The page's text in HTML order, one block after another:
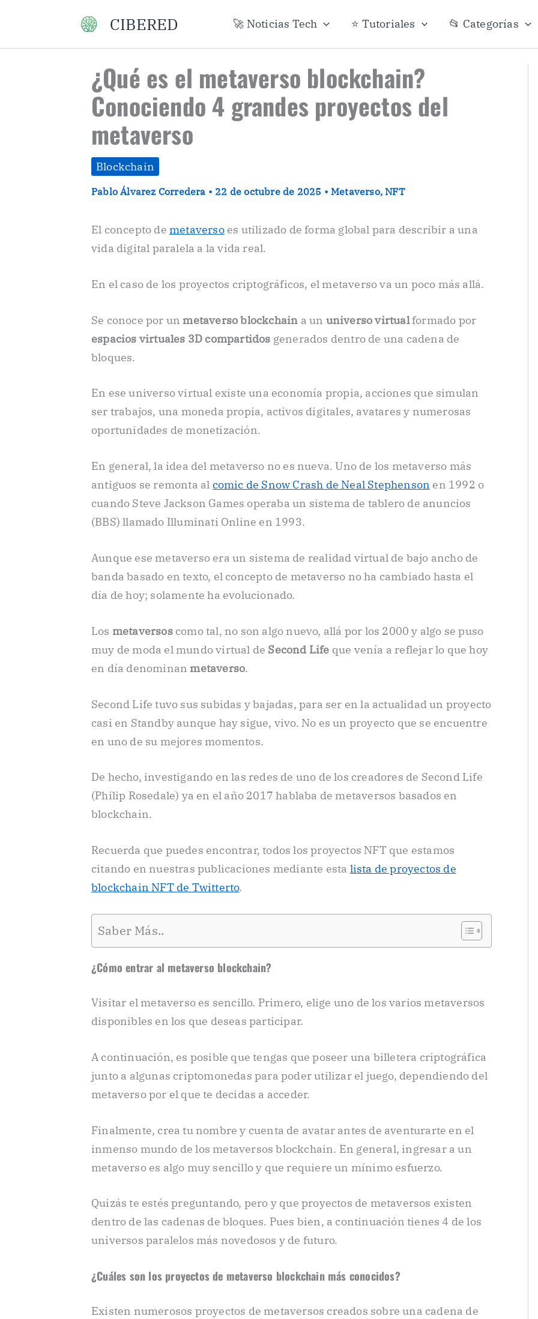
contenido
CIBERED 🚀 Noticias Tech ⭐ Tutoriales 📂 Categorías
¿Qué es el metaverso blockchain?
Conociendo 4 grandes proyectos del
metaverso
Blockchain
Pablo Álvarez Corredera • 22 de octubre de 2025 •Metaverso,NFT
El concepto de metaversoes utilizado de forma global para describir a una
vida digital paralela a la vida real.
En el caso de los proyectos criptográficos, el metaverso va un poco más allá.
Se conoce por un metaverso blockchain a un universo virtualformado por
espacios virtuales 3D compartidos generados dentro de una cadena de
bloques.
En ese universo virtual existe una economía propia, acciones que simulan
ser trabajos, una moneda propia, activos digitales, avatares y numerosas
oportunidades de monetización.
En general, la idea del metaverso no es nueva. Uno de los metaverso más
antiguos se remonta al comic de Snow Crash de Neal Stephenson en 1992 o
cuando Steve Jackson Games operaba un sistema de tablero de anuncios
(BBS) llamado Illuminati Online en 1993.
Aunque ese metaverso era un sistema de realidad virtual de bajo ancho de
banda basado en texto, el concepto de metaverso no ha cambiado hasta el
día de hoy; solamente ha evolucionado.
Los metaversoscomo tal, no son algo nuevo, allá por los 2000 y algo se puso
muy de moda el mundo virtual de Second Life que venía a reflejar lo que hoy
en día denominan metaverso.
Second Life tuvo sus subidas y bajadas, para ser en la actualidad un proyecto
casi en Standby aunque hay sigue, vivo. No es un proyecto que se encuentre
en uno de su mejores momentos.
De hecho, investigando en las redes de uno de los creadores de Second Life
(Philip Rosedale) ya en el año 2017 hablaba de metaversos basados en
blockchain.
Recuerda que puedes encontrar, todos los proyectos NFT que estamos
citando en nuestras publicaciones mediante esta lista de proyectos de
blockchain NFT de Twitterto.
Saber Más..
¿Cómo entrar al metaverso blockchain?
Visitar el metaverso es sencillo. Primero, elige uno de los varios metaversos
disponibles en los que deseas participar.
A continuación, es posible que tengas que poseer una billetera criptográfica
junto a algunas criptomonedas para poder utilizar el juego, dependiendo del
metaverso por el que te decidas a acceder.
Finalmente, crea tu nombre y cuenta de avatar antes de aventurarte en el
inmenso mundo de los metaversos blockchain. En general, ingresar a un
metaverso es algo muy sencillo y que requiere un mínimo esfuerzo.
Quizás te estés preguntando, pero y que proyectos de metaversos existen
dentro de las cadenas de bloques. Pues bien, a continuación tienes 4 de los
universos paralelos más novedosos y de futuro.
¿Cuáles son los proyectos de metaverso blockchain más conocidos?
Existen numerosos proyectos de metaversos creados sobre una cadena de